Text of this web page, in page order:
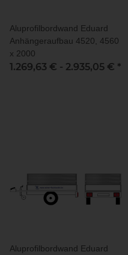
Aluprofilbordwand Eduard
Anhängeraufbau 4520, 4560
x 2000
1.269,63 € - 2.935,05 € *
Aluprofilbordwand Eduard